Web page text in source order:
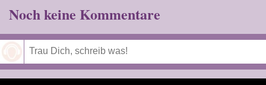
Noch keine Kommentare